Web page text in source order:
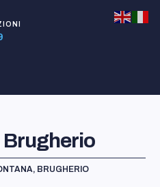
Brugherio
BRUGHERIO